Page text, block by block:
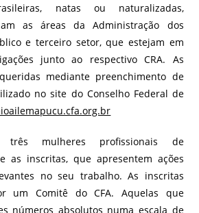
natas ou naturalizadas,
as áreas da Administração dos
e terceiro setor, que estejam em
junto ao respectivo CRA. As
mediante preenchimento de
no site do Conselho Federal de
três mulheres profissionais de
as inscritas, que apresentem ações
no seu trabalho. As inscritas
um Comitê do CFA. Aquelas que
números absolutos numa escala de